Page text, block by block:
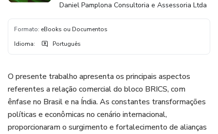
Daniel Pamplona Consultoria e Assessoria Ltda
Formato: eBooks ou Documentos
Idioma: Português
O presente trabalho apresenta os principais aspectos
referentes a relação comercial do bloco BRICS, com
ênfase no Brasil e na Índia. As constantes transformações
políticas e econômicas no cenário internacional,
proporcionaram o surgimento e fortalecimento de alianças